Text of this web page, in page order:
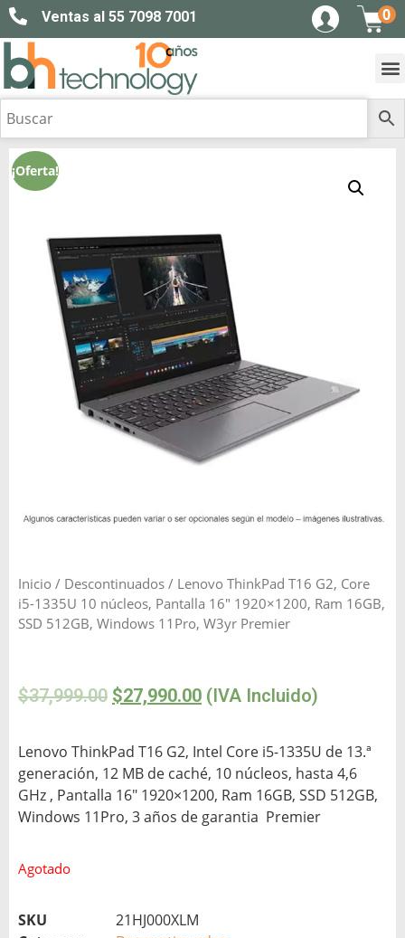
Ventas al 55 7098 7001 0
¡Oferta!
Inicio / Descontinuados / Lenovo ThinkPad T16 G2, Core
i5-1335U 10 núcleos, Pantalla 16″ 1920×1200, Ram 16GB,
SSD 512GB, Windows 11Pro, W3yr Premier
$37,999.00 $27,990.00 (IVA Incluido)
Lenovo ThinkPad T16 G2, Intel Core i5-1335U de 13.ª
generación, 12 MB de caché, 10 núcleos, hasta 4,6
GHz , Pantalla 16″ 1920×1200, Ram 16GB, SSD 512GB,
Windows 11Pro, 3 años de garantia Premier
Agotado
SKU
21HJ000XLM